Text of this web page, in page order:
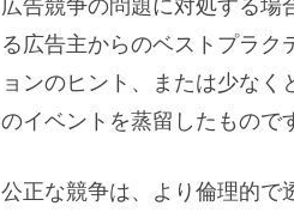
る広告主からのベストプラ
ョンのヒント、または少な
のイベントを蒸留したもので
公正な競争は、より倫理的で